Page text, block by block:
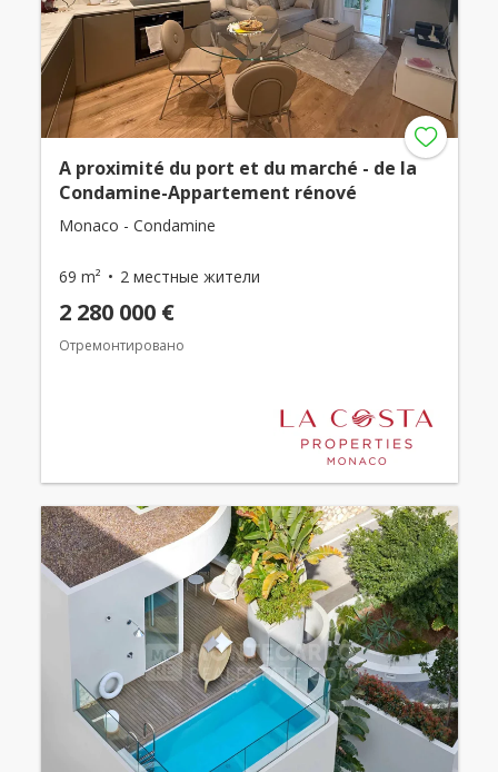
A proximité du port et du marché - de la
Condamine-Appartement rénové
Monaco - Condamine
69 m² 2 местные жители
2 280 000 €
Отремонтировано